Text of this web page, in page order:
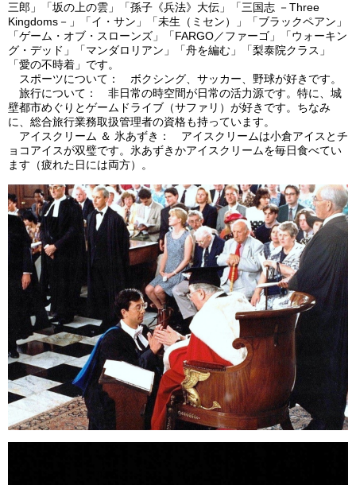
三郎」「坂の上の雲」「孫子《兵法》大伝」「三国志 －Three
Kingdoms－」「イ・サン」「未生（ミセン）」「ブラックペアン」
「ゲーム・オブ・スローンズ」「FARGO／ファーゴ」「ウォーキン
グ・デッド」「マンダロリアン」「舟を編む」「梨泰院クラス」
「愛の不時着」です。
スポーツについて： ボクシング、サッカー、野球が好きです。
旅行について： 非日常の時空間が日常の活力源です。特に、城
壁都市めぐりとゲームドライブ（サファリ）が好きです。ちなみ
に、総合旅行業務取扱管理者の資格も持っています。
アイスクリーム ＆ 氷あずき： アイスクリームは小倉アイスとチ
ョコアイスが双璧です。氷あずきかアイスクリームを毎日食べてい
ます（疲れた日には両方）。